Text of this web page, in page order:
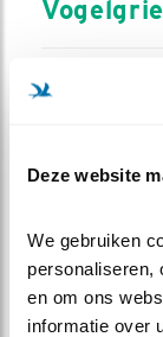
Deze website
We gebruiken
personaliseren,
en om ons
informatie over
Wat is
Hoe herken
Wat moet ik
Waar in